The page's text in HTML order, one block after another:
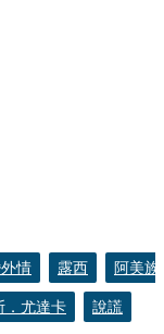
情 露西
阿美族
．尤達卡
說謊